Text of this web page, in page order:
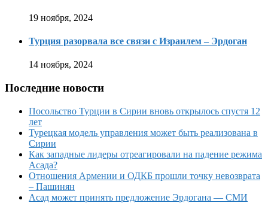
19 ноября, 2024
Турция разорвала все связи с Израилем – Эрдоган
14 ноября, 2024
Последние новости
Посольство Турции в Сирии вновь открылось спустя 12
лет
Турецкая модель управления может быть реализована в
Сирии
Как западные лидеры отреагировали на падение режима
Асада?
Отношения Армении и ОДКБ прошли точку невозврата
– Пашинян
Асад может принять предложение Эрдогана — СМИ